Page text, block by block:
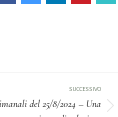
SUCCESSIVO
del 25/8/2024 – Una